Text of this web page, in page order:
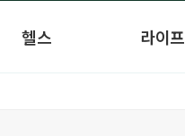
헬스 라이프